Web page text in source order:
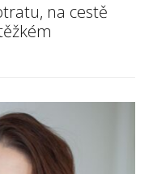
na cestě